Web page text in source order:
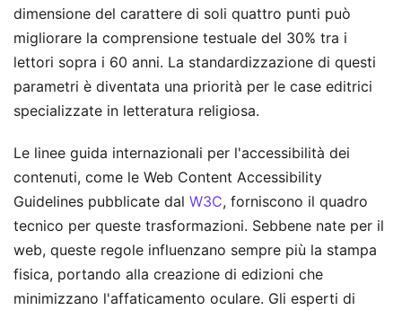
dimensione del carattere di soli quattro punti può
migliorare la comprensione testuale del 30% tra i
lettori sopra i 60 anni. La standardizzazione di questi
parametri è diventata una priorità per le case editrici
specializzate in letteratura religiosa.
Le linee guida internazionali per l'accessibilità dei
contenuti, come le Web Content Accessibility
Guidelines pubblicate dal W3C, forniscono il quadro
tecnico per queste trasformazioni. Sebbene nate per il
web, queste regole influenzano sempre più la stampa
fisica, portando alla creazione di edizioni che
minimizzano l'affaticamento oculare. Gli esperti di